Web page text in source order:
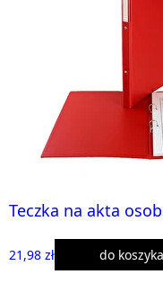
Teczka na akta
21,98 zł do koszyka